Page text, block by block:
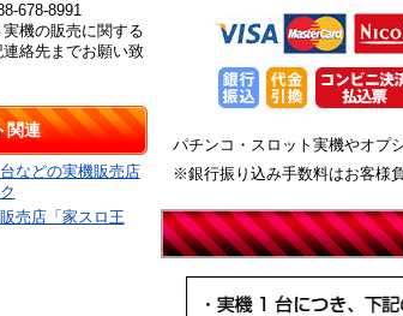
678-8991
機の販売に関する
絡先までお願い致
関連
などの実機販売店
売店「家スロ王
パチンコ・スロット実機やオプ
※銀行振り込み手数料はお客様